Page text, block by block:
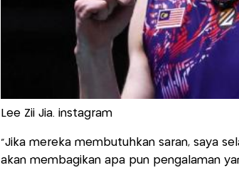
Lee Zii Jia. instagram
"Jika mereka membutuhkan saran, saya
akan membagikan apa pun pengalaman